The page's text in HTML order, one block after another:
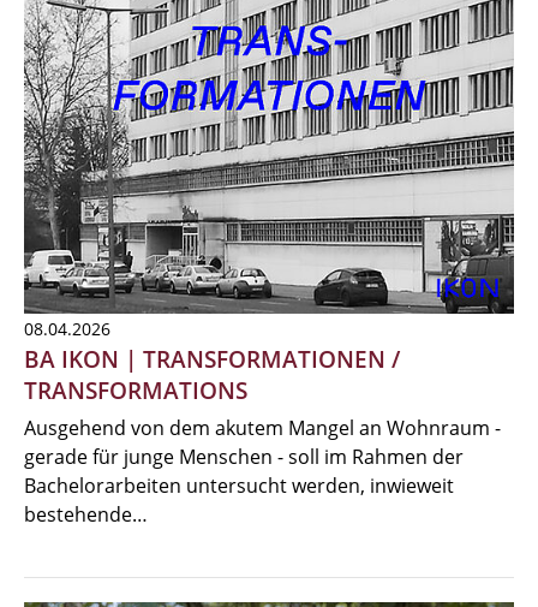
08.04.2026
BA IKON | TRANSFORMATIONEN /
TRANSFORMATIONS
Ausgehend von dem akutem Mangel an Wohnraum -
gerade für junge Menschen - soll im Rahmen der
Bachelorarbeiten untersucht werden, inwieweit
bestehende…